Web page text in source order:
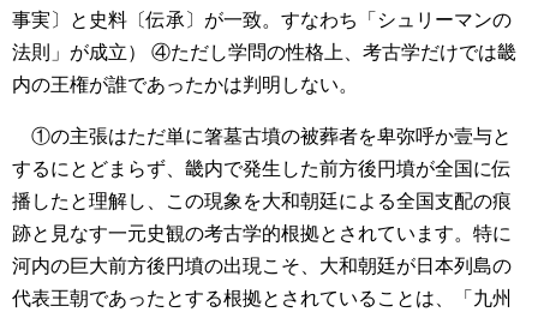
事実〕と史料〔伝承〕が一致。すなわち「シュリーマンの
法則」が成立）
④ただし学問の性格上、考古学だけでは畿
内の王権が誰であったかは判明しない。
①の主張はただ単に箸墓古墳の被葬者を卑弥呼か壹与と
するにとどまらず、畿内で発生した前方後円墳が全国に伝
播したと理解し、この現象を大和朝廷による全国支配の痕
跡と見なす一元史観の考古学的根拠とされています。特に
河内の巨大前方後円墳の出現こそ、大和朝廷が日本列島の
代表王朝であったとする根拠とされていることは、「九州